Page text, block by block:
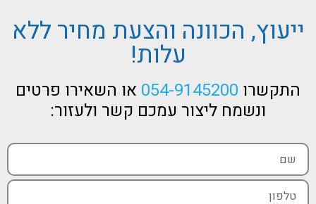
ייעוץ, הכוונה והצעת מחיר ללא
עלות!
התקשרו 054-9145200 או השאירו פרטים
ונשמח ליצור עמכם קשר ולעזור: